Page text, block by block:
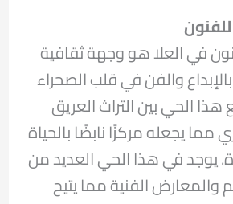
في العلا هو وجهة ثقافية
والفن في قلب الصحراء
الحي بين التراث العريق
مما يجعله مركزًا نابضًا بالحياة
يوجد في هذا الحي العديد من
والمعارض الفنية مما يتيح